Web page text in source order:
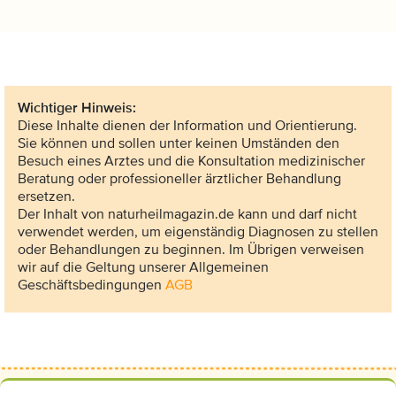
Wichtiger Hinweis:
Diese Inhalte dienen der Information und Orientierung.
Sie können und sollen unter keinen Umständen den
Besuch eines Arztes und die Konsultation medizinischer
Beratung oder professioneller ärztlicher Behandlung
ersetzen.
Der Inhalt von naturheilmagazin.de kann und darf nicht
verwendet werden, um eigenständig Diagnosen zu stellen
oder Behandlungen zu beginnen. Im Übrigen verweisen
wir auf die Geltung unserer Allgemeinen
Geschäftsbedingungen AGB